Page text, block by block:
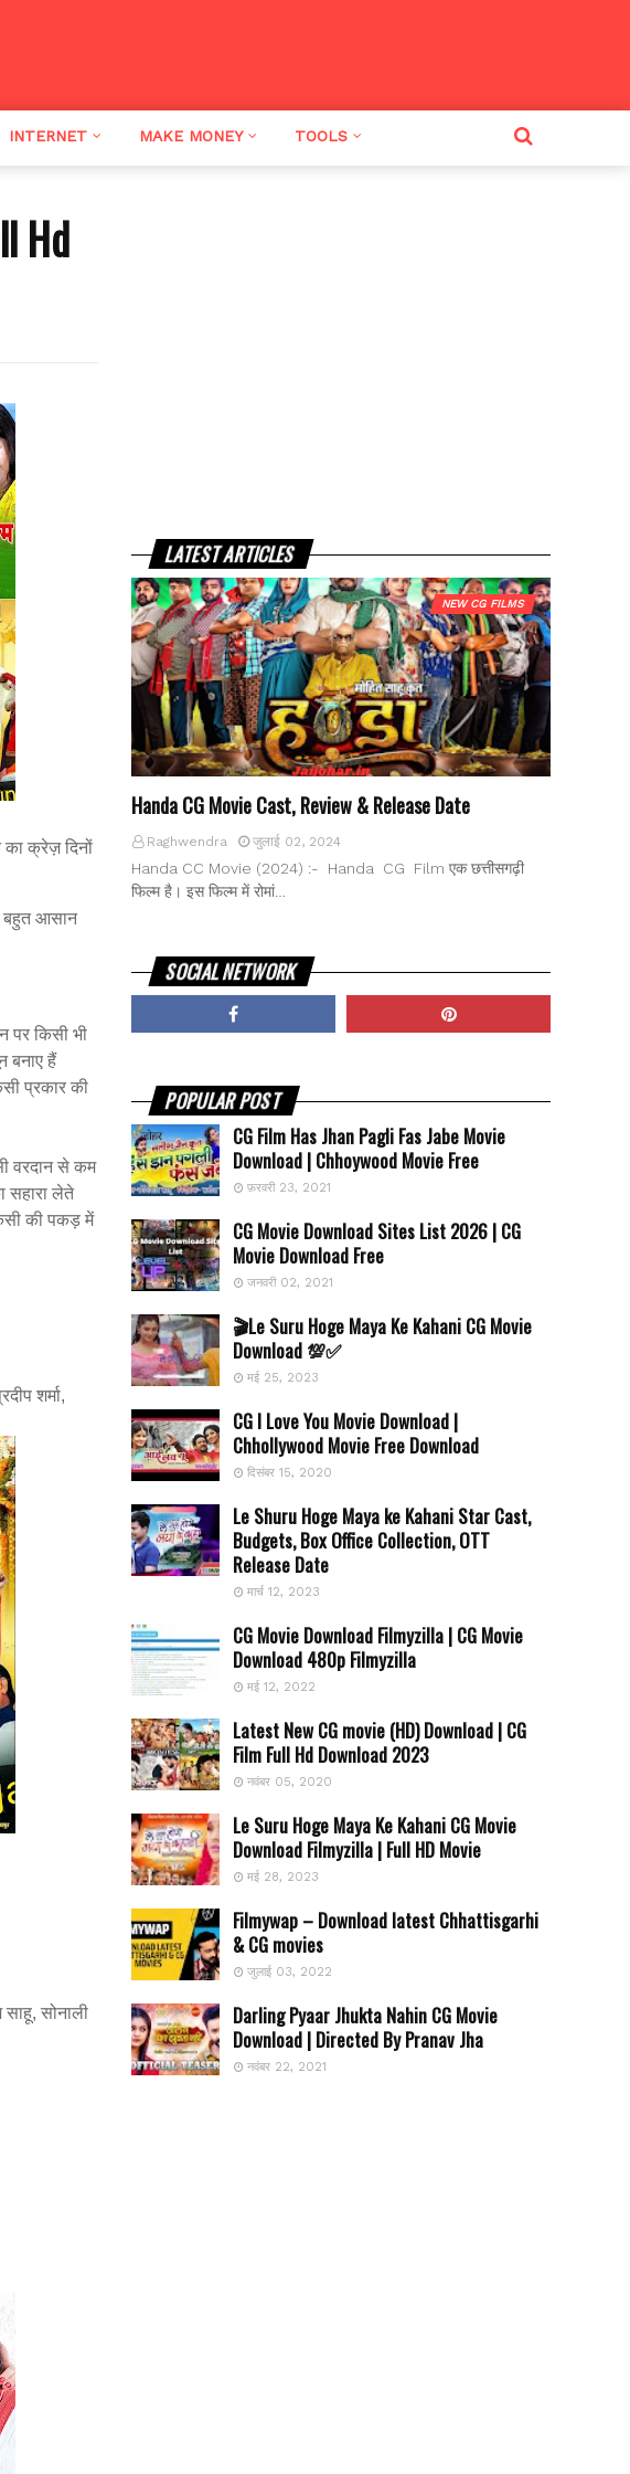
INTERNET MAKE MONEY TOOLS
Hd
क्रेज़ दिनों
बहुत आसान
पर किसी भी
बनाए हैं
प्रकार की
वरदान से कम
सहारा लेते
की पकड़ में
शर्मा,
साहू, सोनाली
LATEST ARTICLES
NEW CG FILMS
Handa CG Movie Cast, Review & Release Date
Raghwendra जुलाई 02, 2024
Handa CC Movie (2024) :- Handa CG Film एक छत्तीसगढ़ी
फिल्म है। इस फिल्म में रोमां…
SOCIAL NETWORK
POPULAR POST
CG Film Has Jhan Pagli Fas Jabe Movie
Download | Chhoywood Movie Free
फ़रवरी 23, 2021
CG Movie Download Sites List 2026 | CG
Movie Download Free
जनवरी 02, 2021
🎬Le Suru Hoge Maya Ke Kahani CG Movie
Download 💯✅
मई 25, 2023
CG I Love You Movie Download |
Chhollywood Movie Free Download
दिसंबर 15, 2020
Le Shuru Hoge Maya ke Kahani Star Cast,
Budgets, Box Office Collection, OTT
Release Date
मार्च 12, 2023
CG Movie Download Filmyzilla | CG Movie
Download 480p Filmyzilla
मई 12, 2022
Latest New CG movie (HD) Download | CG
Film Full Hd Download 2023
नवंबर 05, 2020
Le Suru Hoge Maya Ke Kahani CG Movie
Download Filmyzilla | Full HD Movie
मई 28, 2023
Filmywap – Download latest Chhattisgarhi
& CG movies
जुलाई 03, 2022
Darling Pyaar Jhukta Nahin CG Movie
Download | Directed By Pranav Jha
नवंबर 22, 2021